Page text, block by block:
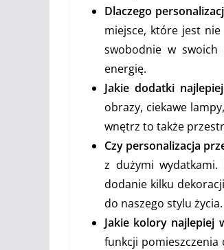
Dlaczego
miejsce, które jest
swobodnie w swoich
energię.
Jakie dodatki
obrazy, ciekawe
wnętrz to także
Czy personalizacja
z dużymi wydatkami.
dodanie kilku
do naszego stylu życia.
Jakie kolory najlepiej
funkcji pomieszczenia